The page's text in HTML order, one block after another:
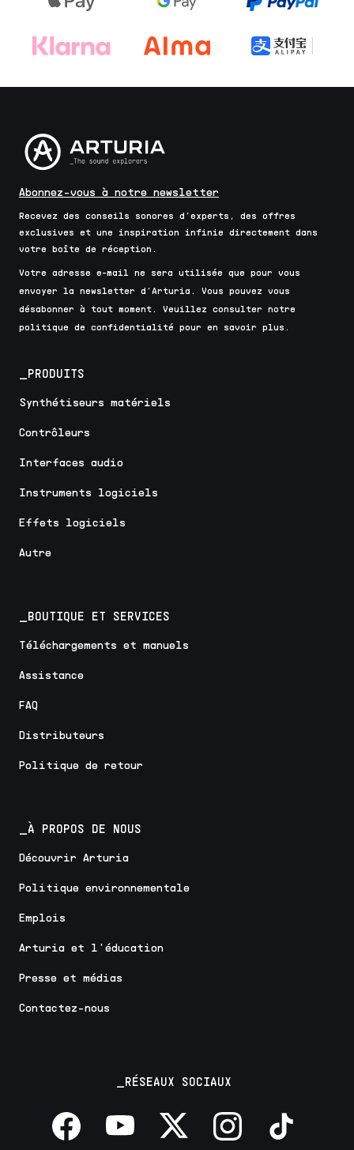
Abonnez-vous à notre newsletter
Recevez des conseils sonores d’experts, des offres
exclusives et une inspiration infinie directement dans
votre boîte de réception.
Votre adresse e-mail ne sera utilisée que pour vous
envoyer la newsletter d’Arturia. Vous pouvez vous
désabonner à tout moment. Veuillez consulter notre
politique de confidentialité pour en savoir plus.
_PRODUITS
Synthétiseurs matériels
Contrôleurs
Interfaces audio
Instruments logiciels
Effets logiciels
Autre
_BOUTIQUE ET SERVICES
Téléchargements et manuels
Assistance
FAQ
Distributeurs
Politique de retour
_À PROPOS DE NOUS
Découvrir Arturia
Politique environnementale
Emplois
Arturia et l'éducation
Presse et médias
Contactez-nous
_RÉSEAUX SOCIAUX